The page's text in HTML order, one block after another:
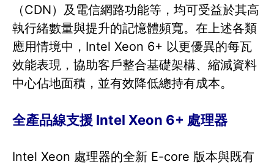
（CDN）及電信網路功能等，均可受益於其高
執行緒數量與提升的記憶體頻寬。在上述各類
應用情境中，Intel Xeon 6+ 以更優異的每瓦
效能表現，協助客戶整合基礎架構、縮減資料
中心佔地面積，並有效降低總持有成本。
全產品線支援 Intel Xeon 6+ 處理器
Intel Xeon 處理器的全新 E-core 版本與既有